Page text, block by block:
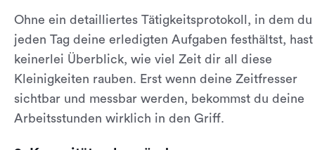
Ohne ein detailliertes Tätigkeitsprotokoll, in dem du
jeden Tag deine erledigten Aufgaben festhältst,
keinerlei Überblick, wie viel Zeit dir all diese
Kleinigkeiten rauben. Erst wenn deine Zeitfresser
sichtbar und messbar werden, bekommst du deine
Arbeitsstunden wirklich in den Griff.